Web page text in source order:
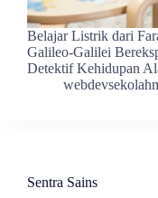
Belajar Listrik dari
Galileo-Galilei
Detektif Kehidupan
Sentra Sains